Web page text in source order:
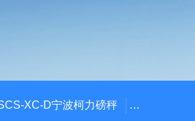
XC-D宁波柯力磅秤 D2008-W